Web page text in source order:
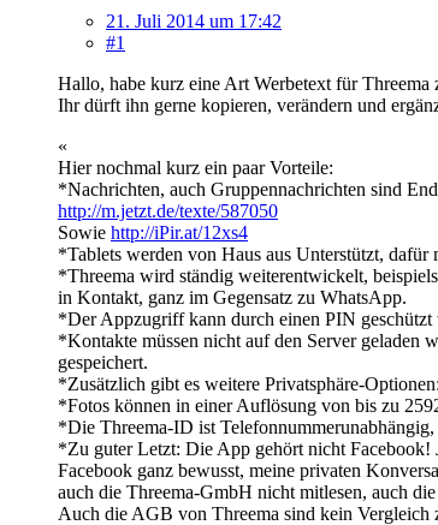
21. Juli 2014 um 17:42
#1
Hallo, habe kurz eine Art Werbetext für Threema
Ihr dürft ihn gerne kopieren, verändern und
«
Hier nochmal kurz ein paar Vorteile:
*Nachrichten, auch Gruppennachrichten sind
http://m.jetzt.de/texte/587050
Sowie http://iPir.at/12xs4
*Tablets werden von Haus aus Unterstützt,
*Threema wird ständig weiterentwickelt,
in Kontakt, ganz im Gegensatz zu WhatsApp.
*Der Appzugriff kann durch einen PIN geschützt
*Kontakte müssen nicht auf den Server geladen
gespeichert.
*Zusätzlich gibt es weitere Privatsphäre-
*Fotos können in einer Auflösung von bis zu
*Die Threema-ID ist
*Zu guter Letzt: Die App gehört nicht Facebook!
Facebook ganz bewusst, meine privaten
auch die Threema-GmbH nicht mitlesen, auch
Auch die AGB von Threema sind kein Vergleich